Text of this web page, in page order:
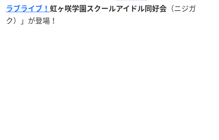
ラブライブ！ 虹ヶ咲学園スクールアイドル同好会
（ニジガ
ク）」が登場！